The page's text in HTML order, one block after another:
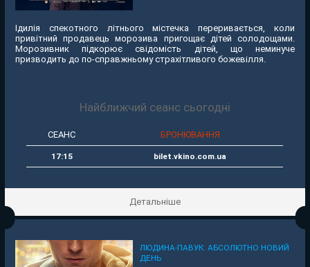
Ідилія спекотного літнього містечка переривається, коли
привітний продавець морозива пригощає дітей солодощами.
Морозивник підкорює свідомість дітей, що неминуче
призводить до по-справжньому страхітливого божевілля.
Найближчий сеанс сьогодні
СЕАНС БРОНЮВАННЯ
17:15 bilet.vkino.com.ua
Детальніше
ЛЮДИНА-ПАВУК: АБСОЛЮТНО НОВИЙ
ДЕНЬ